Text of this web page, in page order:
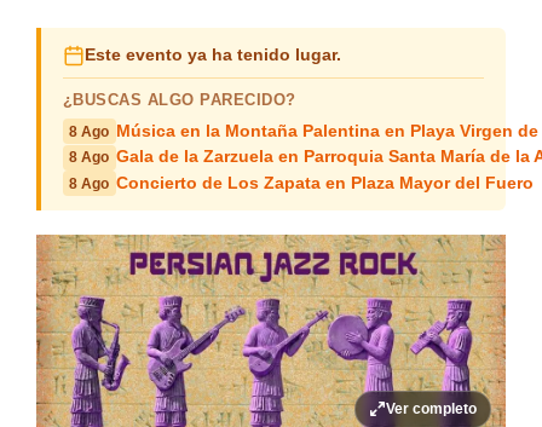
Este evento ya ha tenido lugar.
¿BUSCAS ALGO PARECIDO?
8 Ago Música en la Montaña Palentina en Playa Virgen
8 Ago Gala de la Zarzuela en Parroquia Santa María de la
8 Ago Concierto de Los Zapata en Plaza Mayor del Fuero
Ver completo